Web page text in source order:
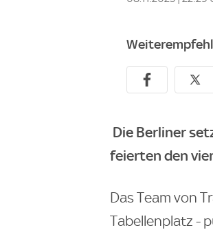
Die Berliner
feierten den
Das Team von
Tabellenplatz -